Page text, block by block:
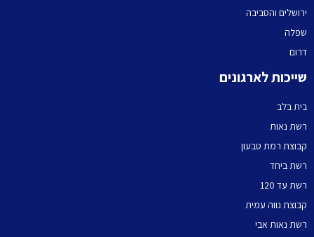
ירושלים והסביבה
שפלה
דרום
שייכות לארגונים
בית בלב
רשת נאות
קבוצת רמת טבעון
רשת ביחד
רשת עד 120
קבוצת נווה עמית
רשת נאות אבי